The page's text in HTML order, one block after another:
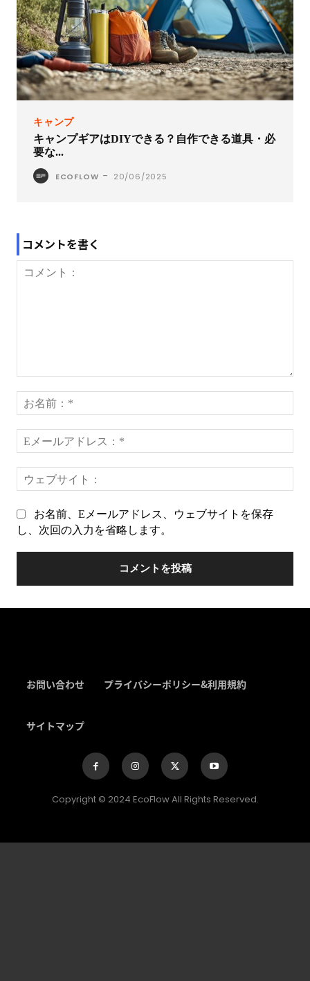
キャンプ
キャンプギアはDIYできる？自作できる道具・必
要な...
ECOFLOW - 20/06/2025
コメントを書く
ン
ト：
名
前
メ
ー
ア
*
ェ
お名前、Eメールアドレス、ウェブサイトを保存
し、次回の入力を省略します。
お問い合わせ プライバシーポリシー&利用規約
サイトマップ
Copyright © 2024 EcoFlow All Rights Reserved.